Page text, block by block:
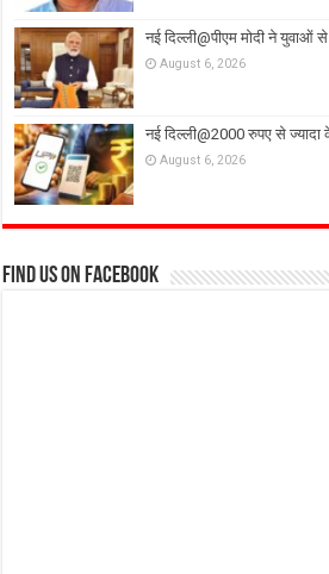
नई दिल्ली@पीएम मोदी ने
August 6, 2026
नई दिल्ली@2000 रुपए से
August 6, 2026
Find us on Facebook